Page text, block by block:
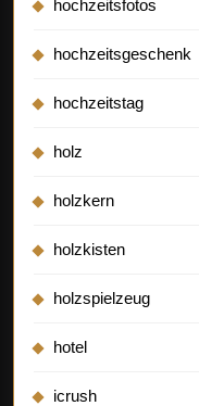
hochzeitsfotos
hochzeitsgeschenk
hochzeitstag
holz
holzkern
holzkisten
holzspielzeug
hotel
icrush